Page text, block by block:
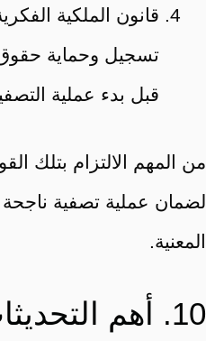
قانون الملكية
تسجيل وحماية حقوق
قبل بدء عملية
من المهم الالتزام بتلك
لضمان عملية تصفية
المعنية.
10. أهم